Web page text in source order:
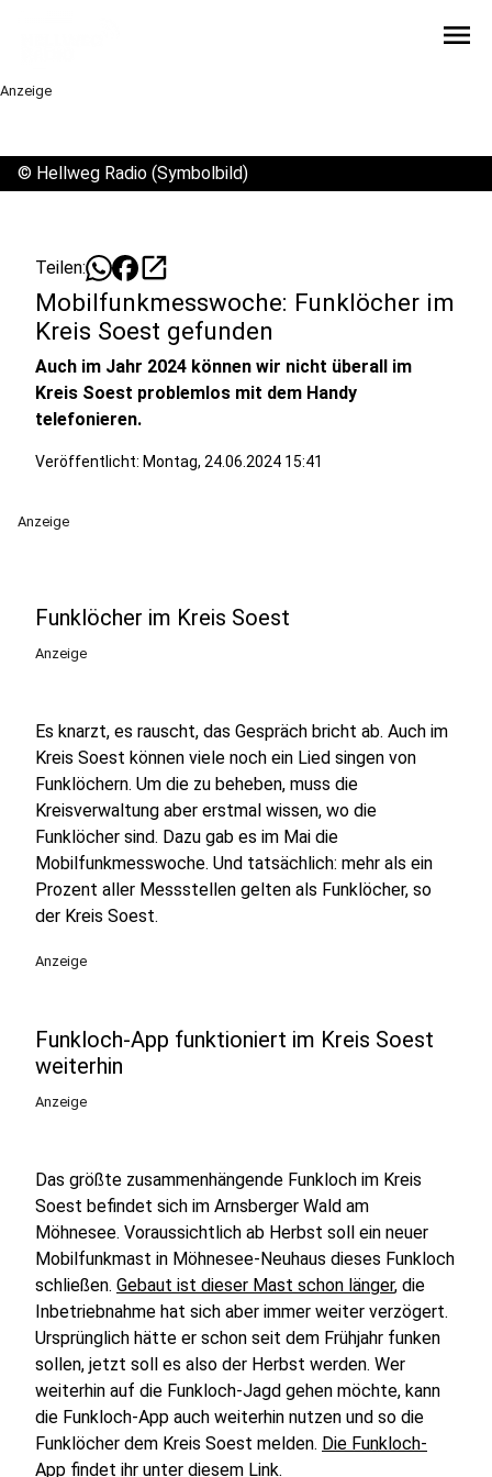
menu
Anzeige
© Hellweg Radio (Symbolbild)
Teilen: open_in_new
Mobilfunkmesswoche: Funklöcher im
Kreis Soest gefunden
Auch im Jahr 2024 können wir nicht überall im
Kreis Soest problemlos mit dem Handy
telefonieren.
Veröffentlicht: Montag, 24.06.2024 15:41
Anzeige
Funklöcher im Kreis Soest
Anzeige
Es knarzt, es rauscht, das Gespräch bricht ab. Auch im
Kreis Soest können viele noch ein Lied singen von
Funklöchern. Um die zu beheben, muss die
Kreisverwaltung aber erstmal wissen, wo die
Funklöcher sind. Dazu gab es im Mai die
Mobilfunkmesswoche. Und tatsächlich: mehr als ein
Prozent aller Messstellen gelten als Funklöcher, so
der Kreis Soest.
Anzeige
Funkloch-App funktioniert im Kreis Soest
weiterhin
Anzeige
Das größte zusammenhängende Funkloch im Kreis
Soest befindet sich im Arnsberger Wald am
Möhnesee. Voraussichtlich ab Herbst soll ein neuer
Mobilfunkmast in Möhnesee-Neuhaus dieses Funkloch
schließen. Gebaut ist dieser Mast schon länger, die
Inbetriebnahme hat sich aber immer weiter verzögert.
Ursprünglich hätte er schon seit dem Frühjahr funken
sollen, jetzt soll es also der Herbst werden. Wer
weiterhin auf die Funkloch-Jagd gehen möchte, kann
die Funkloch-App auch weiterhin nutzen und so die
Funklöcher dem Kreis Soest melden. Die Funkloch-
App findet ihr unter diesem Link.